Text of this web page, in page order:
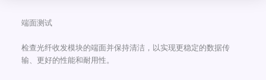
端面测试
检查光纤收发模块的端面并保持清洁，以实现更稳定的数据传
输、更好的性能和耐用性。